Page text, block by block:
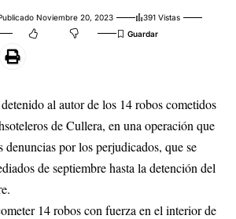
Noviembre 20, 2023
391 Vistas
al autor de los 14 robos cometidos
de Cullera, en una operación que
denuncias por los perjudicados, que se
de septiembre hasta la detención del
14 robos con fuerza en el interior de